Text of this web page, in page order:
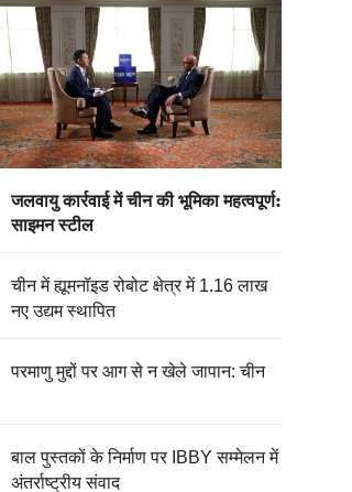
जलवायु कार्रवाई में चीन की भूमिका महत्वपूर्ण:
साइमन स्टील
चीन में ह्यूमनॉइड रोबोट क्षेत्र में 1.16 लाख
नए उद्यम स्थापित
परमाणु मुद्दों पर आग से न खेले जापान: चीन
बाल पुस्तकों के निर्माण पर IBBY सम्मेलन में
अंतर्राष्ट्रीय संवाद